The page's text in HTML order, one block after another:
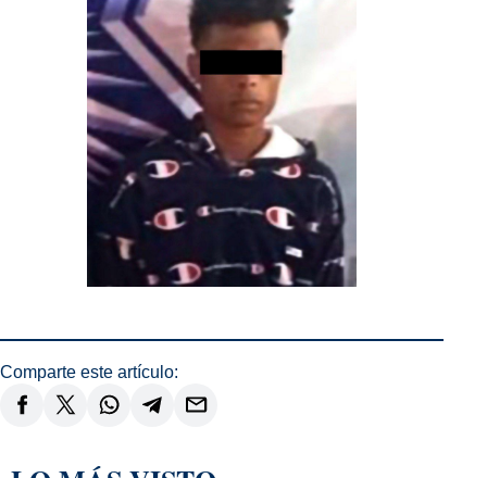
Comparte este artículo: